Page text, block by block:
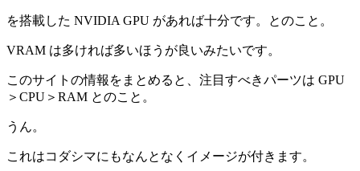
を搭載した NVIDIA GPU があれば十分です。とのこと。
VRAM は多ければ多いほうが良いみたいです。
このサイトの情報をまとめると、注目すべきパーツは GPU
＞CPU＞RAM とのこと。
うん。
これはコダシマにもなんとなくイメージが付きます。